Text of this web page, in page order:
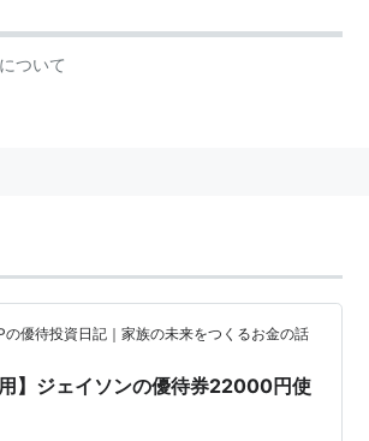
ついて
の優待投資日記｜家族の未来をつくるお金の話
用】ジェイソンの優待券22000円使